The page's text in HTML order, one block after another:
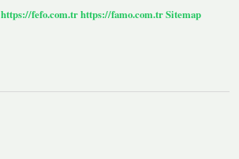
https://fefo.com.trhttps://famo.com.trSitemap